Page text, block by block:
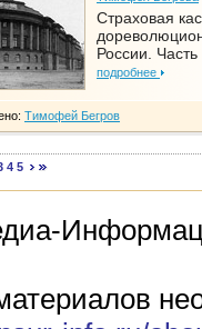
Страховая
России. Часть
подробнее
Тимофей Бегров
4 5